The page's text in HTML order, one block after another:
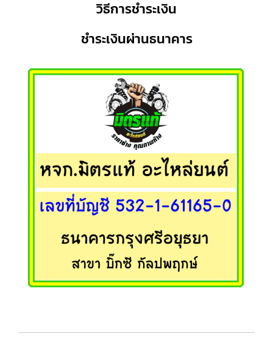
วิธีการชำระเงิน
ชำระเงินผ่านธนาคาร